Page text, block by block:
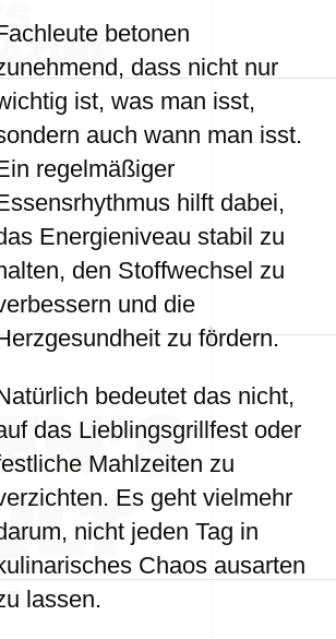
betonen
dass nicht nur
ist, was man isst,
auch wann man isst.
regelmäßiger
hilft dabei,
Energieniveau stabil zu
den Stoffwechsel zu
und die
zu fördern.
bedeutet das nicht,
das Lieblingsgrillfest oder
Mahlzeiten zu
Es geht vielmehr
nicht jeden Tag in
Chaos ausarten
lassen.